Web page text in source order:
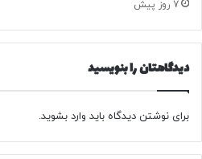
ر
ف
ا
7 روز پیش
دیدگاهتان را بنویسید
برای نوشتن دیدگاه باید وارد بشوید.